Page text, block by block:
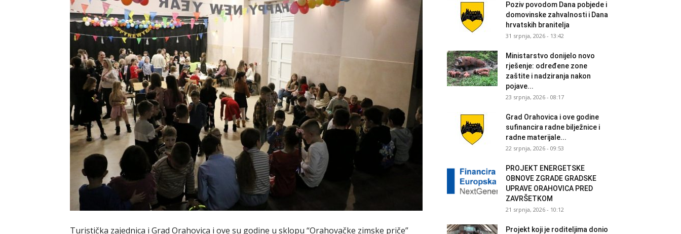
Turistička zajednica i Grad Orahovica i ove su godine u sklopu “Orahovačke zimske priče”
Poziv povodom Dana pobjede i
domovinske zahvalnosti i Dana
hrvatskih branitelja
31 srpnja, 2026 - 13:42
Ministarstvo donijelo novo
rješenje: određene zone
zaštite i nadziranja nakon
pojave...
23 srpnja, 2026 - 08:17
Grad Orahovica i ove godine
sufinancira radne bilježnice i
radne materijale...
22 srpnja, 2026 - 09:53
PROJEKT ENERGETSKE
OBNOVE ZGRADE GRADSKE
UPRAVE ORAHOVICA PRED
ZAVRŠETKOM
21 srpnja, 2026 - 10:12
Projekt koji je roditeljima donio